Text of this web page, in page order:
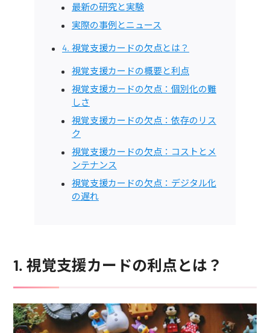
最新の研究と実験
実際の事例とニュース
4. 視覚支援カードの欠点とは？
視覚支援カードの概要と利点
視覚支援カードの欠点：個別化の難
しさ
視覚支援カードの欠点：依存のリス
ク
視覚支援カードの欠点：コストとメ
ンテナンス
視覚支援カードの欠点：デジタル化
の遅れ
1. 視覚支援カードの利点とは？